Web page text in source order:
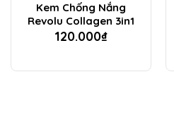
Kem Chống Nắng
Revolu Collagen 3in1
120.000₫